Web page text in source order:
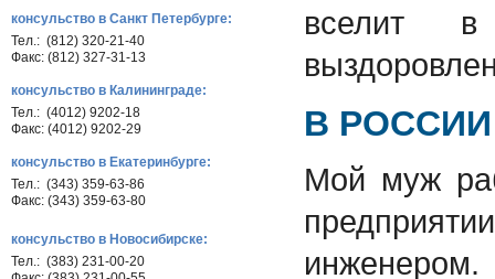
консульство в Санкт Петербурге:
Тел.: (812) 320-21-40
Факс: (812) 327-31-13
консульство в Калининграде:
Тел.: (4012) 9202-18
Факс: (4012) 9202-29
консульство в Екатеринбурге:
Тел.: (343) 359-63-86
Факс: (343) 359-63-80
консульство в Новосибирске:
Тел.: (383) 231-00-20
вселит
В РОССИИ
Мой муж